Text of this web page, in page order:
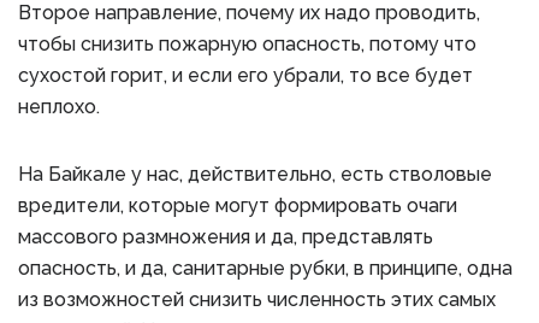
Второе направление, почему их надо проводить,
чтобы снизить пожарную опасность, потому что
сухостой горит, и если его убрали, то все будет
неплохо.
На Байкале у нас, действительно, есть стволовые
вредители, которые могут формировать очаги
массового размножения и да, представлять
опасность, и да, санитарные рубки, в принципе, одна
из возможностей снизить численность этих самых